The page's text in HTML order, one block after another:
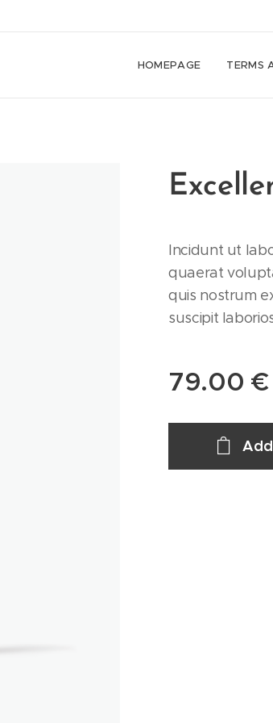
HOMEPAGE TERMS
Incidunt ut
quaerat
quis nostrum
suscipit
79.00 €